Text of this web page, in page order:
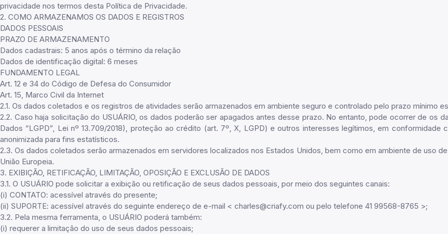
privacidade nos termos desta Política de Privacidade.
2. COMO ARMAZENAMOS OS DADOS E REGISTROS
DADOS PESSOAIS
PRAZO DE ARMAZENAMENTO
Dados cadastrais: 5 anos após o término da relação
Dados de identificação digital: 6 meses
FUNDAMENTO LEGAL
Art. 12 e 34 do Código de Defesa do Consumidor
Art. 15, Marco Civil da Internet
2.1. Os dados coletados e os registros de atividades serão armazenados em ambiente seguro e controlado pelo prazo mínimo
2.2. Caso haja solicitação do USUÁRIO, os dados poderão ser apagados antes desse prazo. No entanto, pode ocorrer de
Dados “LGPD”, Lei nº 13.709/2018), proteção ao crédito (art. 7º, X, LGPD) e outros interesses legítimos, em
anonimizada para fins estatísticos.
2.3. Os dados coletados serão armazenados em servidores localizados nos Estados Unidos, bem como em ambiente de
União Europeia.
3. EXIBIÇÃO, RETIFICAÇÃO, LIMITAÇÃO, OPOSIÇÃO E EXCLUSÃO DE DADOS
3.1. O USUÁRIO pode solicitar a exibição ou retificação de seus dados pessoais, por meio dos seguintes canais:
(i) CONTATO: acessível através do presente;
(ii) SUPORTE: acessível através do seguinte endereço de e-mail < charles@criafy.com ou pelo telefone 41 99568-8765 >;
3.2. Pela mesma ferramenta, o USUÁRIO poderá também:
(i) requerer a limitação do uso de seus dados pessoais;